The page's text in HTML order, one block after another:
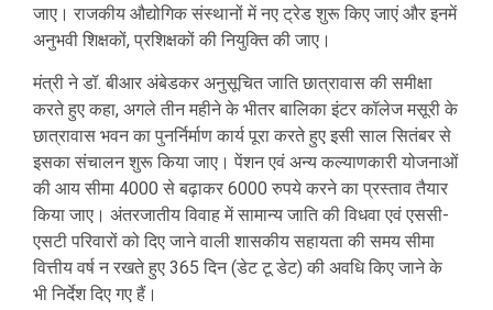
जाए। राजकीय औद्योगिक संस्थानों में नए ट्रेड शुरू किए जाएं और इनमें
अनुभवी शिक्षकों, प्रशिक्षकों की नियुक्ति की जाए।
मंत्री ने डॉ. बीआर अंबेडकर अनुसूचित जाति छात्रावास की समीक्षा
करते हुए कहा, अगले तीन महीने के भीतर बालिका इंटर कॉलेज मसूरी के
छात्रावास भवन का पुनर्निर्माण कार्य पूरा करते हुए इसी साल सितंबर से
इसका संचालन शुरू किया जाए। पेंशन एवं अन्य कल्याणकारी योजनाओं
की आय सीमा 4000 से बढ़ाकर 6000 रुपये करने का प्रस्ताव तैयार
किया जाए। अंतरजातीय विवाह में सामान्य जाति की विधवा एवं एससी-
एसटी परिवारों को दिए जाने वाली शासकीय सहायता की समय सीमा
वित्तीय वर्ष न रखते हुए 365 दिन (डेट टू डेट) की अवधि किए जाने के
भी निर्देश दिए गए हैं।